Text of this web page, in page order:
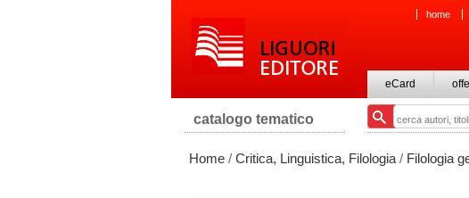
home
eCard
catalogo tematico
Home / Critica, Linguistica, Filologia / Filologia